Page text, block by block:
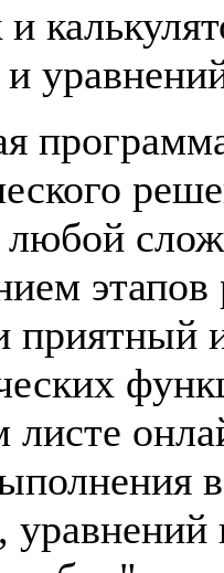
приятный
листе
уравнений